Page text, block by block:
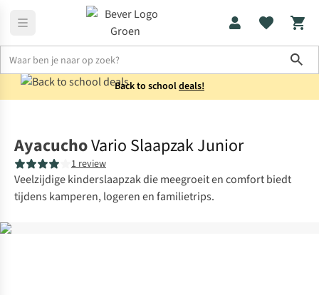
Back to schooldeals!
AyacuchoVario Slaapzak Junior
1 review
Veelzijdige kinderslaapzak die meegroeit en comfort biedt
tijdens kamperen, logeren en familietrips.